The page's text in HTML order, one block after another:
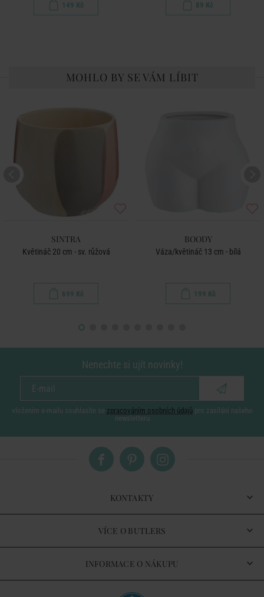
149 Kč 89 Kč
MOHLO BY SE VÁM LÍBIT
SINTRA
Květináč 20 cm - sv. růžová
699 Kč
BOODY
Váza/květináč 13 cm - bílá
199 Kč
Nenechte si ujít novinky!
vložením e-mailu souhlasíte se zpracováním osobních údajů pro zasílání našeho
newsletteru
KONTAKTY
VÍCE O BUTLERS
INFORMACE O NÁKUPU